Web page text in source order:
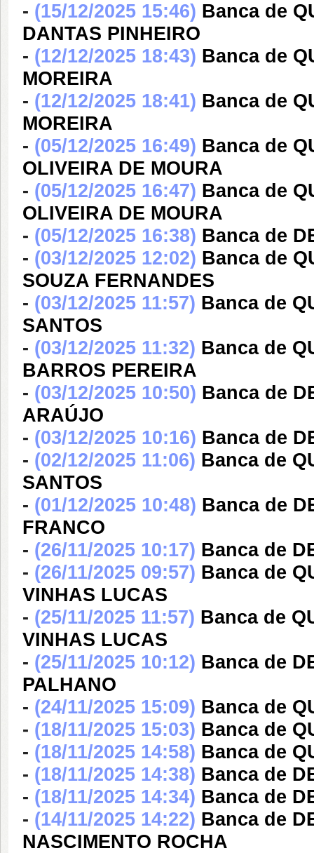
- (15/12/2025 15:46) Banca de
DANTAS PINHEIRO
- (12/12/2025 18:43) Banca de
MOREIRA
- (12/12/2025 18:41) Banca de
MOREIRA
- (05/12/2025 16:49) Banca de
OLIVEIRA DE MOURA
- (05/12/2025 16:47) Banca de
OLIVEIRA DE MOURA
- (05/12/2025 16:38) Banca de
- (03/12/2025 12:02) Banca de
SOUZA FERNANDES
- (03/12/2025 11:57) Banca de
SANTOS
- (03/12/2025 11:32) Banca de
BARROS PEREIRA
- (03/12/2025 10:50) Banca de
ARAÚJO
- (03/12/2025 10:16) Banca de
- (02/12/2025 11:06) Banca de
SANTOS
- (01/12/2025 10:48) Banca de
FRANCO
- (26/11/2025 10:17) Banca de
- (26/11/2025 09:57) Banca de
VINHAS LUCAS
- (25/11/2025 11:57) Banca de
VINHAS LUCAS
- (25/11/2025 10:12) Banca de
PALHANO
- (24/11/2025 15:09) Banca de
- (18/11/2025 15:03) Banca de
- (18/11/2025 14:58) Banca de
- (18/11/2025 14:38) Banca de
- (18/11/2025 14:34) Banca de
- (14/11/2025 14:22) Banca de
NASCIMENTO ROCHA